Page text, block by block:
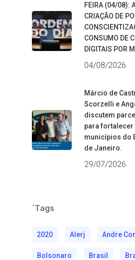
FEIRA (04/08):
CRIAÇÃO DE
CONSUMO DE
DIGITAIS POR
04/08/2026
Márcio de
Scorzelli e
discutem
para fortalecer
municípios do
de Janeiro.
29/07/2026
´Tags
2020 Alerj Andre
Bolsonaro Brasil